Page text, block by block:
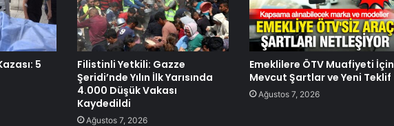
5
Filistinli Yetkili: Gazze
Şeridi’nde Yılın İlk Yarısında
4.000 Düşük Vakası
Kaydedildi
Ağustos 7, 2026
Emeklilere ÖTV Muafiyeti İçin
Mevcut Şartlar ve Yeni Teklif
Ağustos 7, 2026